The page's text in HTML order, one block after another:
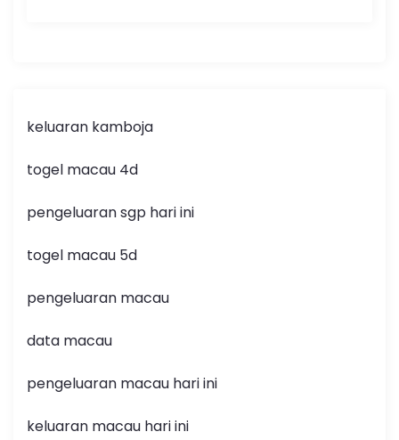
keluaran kamboja
togel macau 4d
pengeluaran sgp hari ini
togel macau 5d
pengeluaran macau
data macau
pengeluaran macau hari ini
keluaran macau hari ini